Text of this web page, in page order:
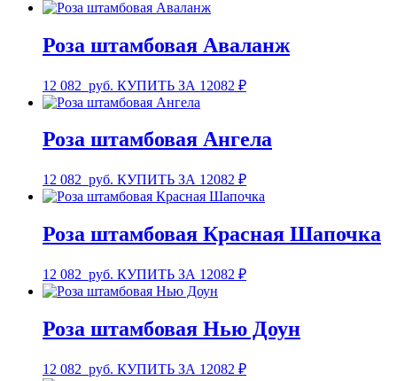
Роза штамбовая Аваланж
12 082 руб. КУПИТЬ ЗА 12082 ₽
Роза штамбовая Ангела
12 082 руб. КУПИТЬ ЗА 12082 ₽
Роза штамбовая Красная Шапочка
12 082 руб. КУПИТЬ ЗА 12082 ₽
Роза штамбовая Нью Доун
12 082 руб. КУПИТЬ ЗА 12082 ₽